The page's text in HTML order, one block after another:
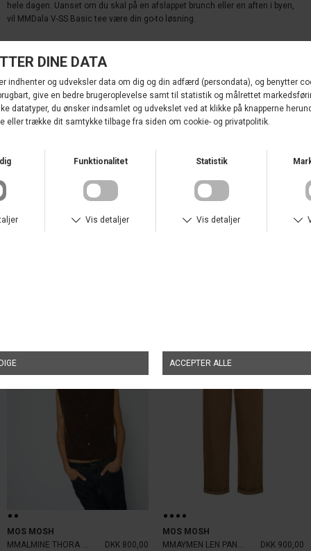
hele dagen. Uanset om du skal på en afslappet brunch eller en aften i byen,
vil MMDala V-SS Basic tee være din go-to løsning.
stykke, men også et must-have for den moderne kvinde. Gør dit outfit komplet
Mosh. Tilføj den til din indkøbskurv i dag, og opgrader din garderobe med
denne essentielle T-shirt!
Materialer: 75% Modal 25% Polyester
Størrelsesguide - Klik her
TILFØJ TIL ØNSKESKYEN
MOS MOSH
MMALMINE THORA KNIT VEST DELIC
DKK 800,00
MOS MOSH
MMAYMEN LEN PANT DARK CAMEL
DKK 900,00